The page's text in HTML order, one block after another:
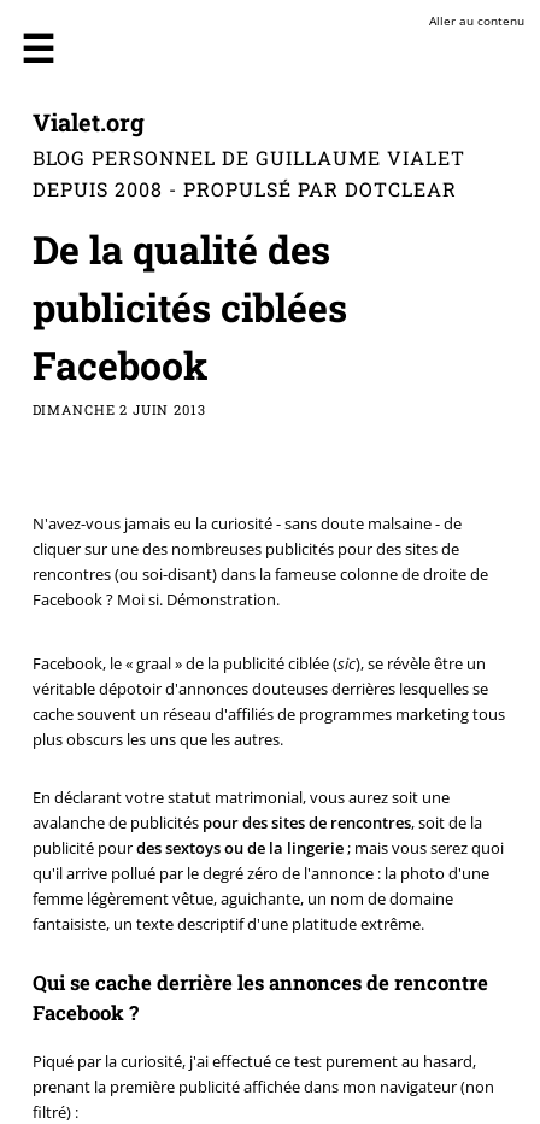
Aller au contenu
Vialet.org
BLOG PERSONNEL DE GUILLAUME VIALET
DEPUIS 2008 - PROPULSÉ PAR DOTCLEAR
De la qualité des
publicités ciblées
Facebook
DIMANCHE 2 JUIN 2013
N'avez-vous jamais eu la curiosité - sans doute malsaine - de
cliquer sur une des nombreuses publicités pour des sites de
rencontres (ou soi-disant) dans la fameuse colonne de droite de
Facebook ? Moi si. Démonstration.
Facebook, le « graal » de la publicité ciblée (sic), se révèle être un
véritable dépotoir d'annonces douteuses derrières lesquelles se
cache souvent un réseau d'affiliés de programmes marketing tous
plus obscurs les uns que les autres.
En déclarant votre statut matrimonial, vous aurez soit une
avalanche de publicités pour des sites de rencontres, soit de la
publicité pourdes sextoys ou de la lingerie; mais vous serez quoi
qu'il arrive pollué par le degré zéro de l'annonce : la photo d'une
femme légèrement vêtue, aguichante, un nom de domaine
fantaisiste, un texte descriptif d'une platitude extrême.
Qui se cache derrière les annonces de rencontre
Facebook ?
Piqué par la curiosité, j'ai effectué ce test purement au hasard,
prenant la première publicité affichée dans mon navigateur (non
filtré) :